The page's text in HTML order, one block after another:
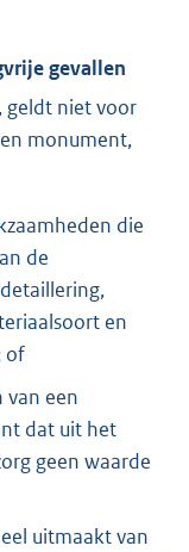
gevallen
geldt niet voor
monument,
die
de
en
of
van een
dat uit het
geen waarde
uitmaakt van